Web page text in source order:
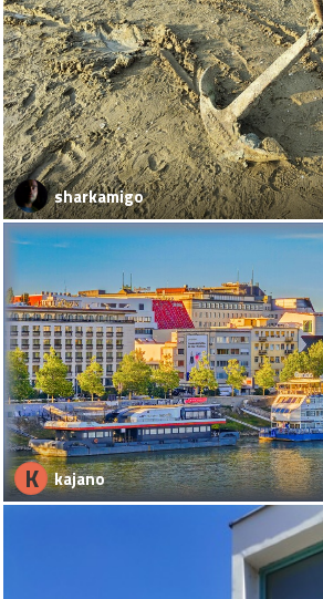
sharkamigo
K kajano